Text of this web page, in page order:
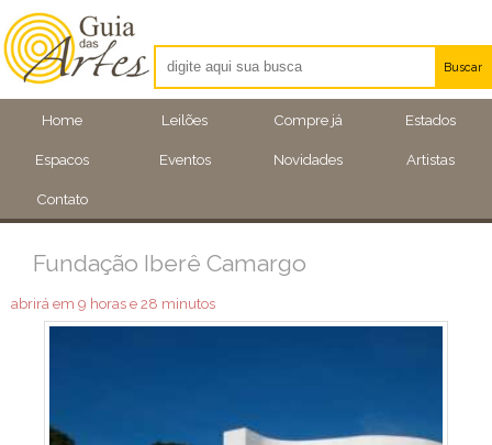
Home Leilões Compre já Estados
Espacos Eventos Novidades Artistas
Contato
Buscar
Artistas
Eventos
Fundação Iberê Camargo
abrirá em 9 horas e 28 minutos